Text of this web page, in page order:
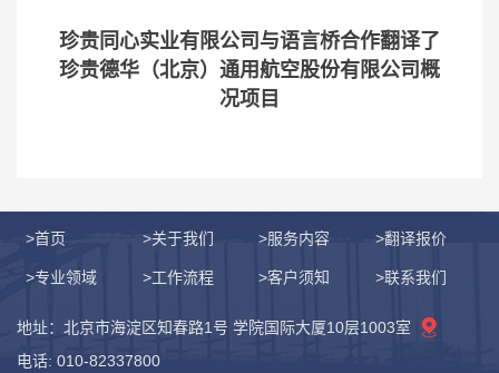
珍贵同心实业有限公司与语言桥合作翻译了
珍贵德华（北京）通用航空股份有限公司概
况项目
>首页 >关于我们 >服务内容 >翻译报价
>专业领域 >工作流程 >客户须知 >联系我们
地址：北京市海淀区知春路1号 学院国际大厦10层1003室
电话: 010-82337800